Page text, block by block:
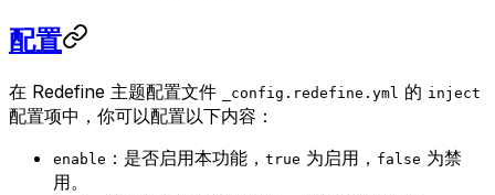
配置
在 Redefine 主题配置文件 _config.redefine.yml 的 inject
配置项中，你可以配置以下内容：
enable ：是否启用本功能， true 为启用， false 为禁
用。